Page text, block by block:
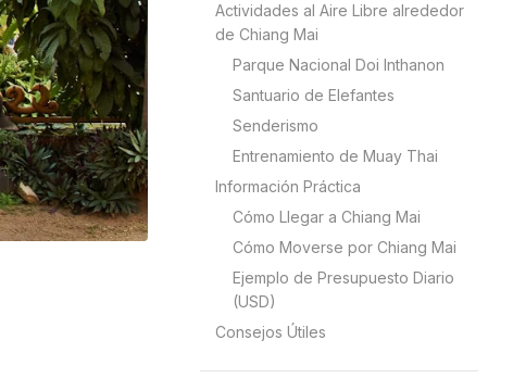
Actividades al Aire Libre alrededor
de Chiang Mai
Parque Nacional Doi Inthanon
Santuario de Elefantes
Senderismo
Entrenamiento de Muay Thai
Información Práctica
Cómo Llegar a Chiang Mai
Cómo Moverse por Chiang Mai
Ejemplo de Presupuesto Diario
(USD)
Consejos Útiles